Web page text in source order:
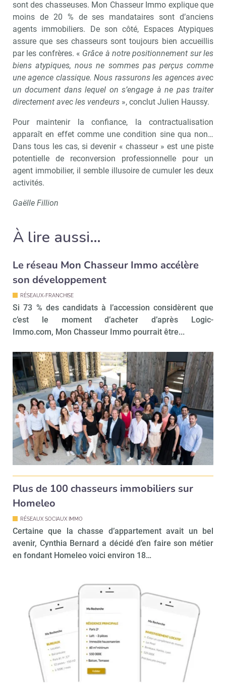
sont des chasseuses. Mon Chasseur Immo explique que
moins de 20 % de ses mandataires sont d’anciens
agents immobiliers. De son côté, Espaces Atypiques
assure que ses chasseurs sont toujours bien accueillis
par les confrères. « Grâce à notre positionnement sur les
biens atypiques, nous ne sommes pas perçus comme
une agence classique. Nous rassurons les agences avec
un document dans lequel on s’engage à ne pas traiter
directement avec les vendeurs », conclut Julien Haussy.
Pour maintenir la confiance, la contractualisation
apparaît en effet comme une condition sine qua non…
Dans tous les cas, si devenir « chasseur » est une piste
potentielle de reconversion professionnelle pour un
agent immobilier, il semble illusoire de cumuler les deux
activités.
Gaëlle Fillion
À lire aussi…
Le réseau Mon Chasseur Immo accélère
son développement
RÉSEAUX-FRANCHISE
Si 73 % des candidats à l’accession considèrent que
c’est le moment d’acheter d’après Logic-
Immo.com, Mon Chasseur Immo pourrait être...
Plus de 100 chasseurs immobiliers sur
Homeleo
RÉSEAUX SOCIAUX IMMO
Certaine que la chasse d’appartement avait un bel
avenir, Cynthia Bernard a décidé d’en faire son métier
en fondant Homeleo voici environ 18…
Recevoir Immo Matin
!